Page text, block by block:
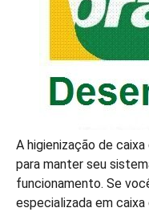
A higienização de
para manter seu
funcionamento. Se
especializada em